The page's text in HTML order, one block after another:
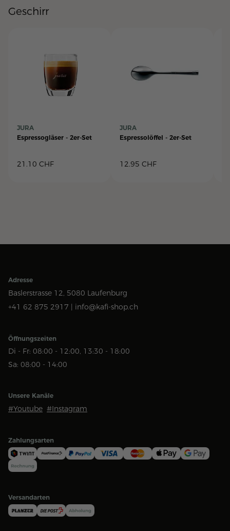
Geschirr
JURA
Espressogläser - 2er-Set
21.10 CHF
JURA
Espressolöffel - 2er-Set
12.95 CHF
Adresse
Baslerstrasse 12, 5080 Laufenburg
+41 62 875 2917 |
info@kafi-shop.ch
Öffnungszeiten
Di - Fr: 08:00 - 12:00, 13:30 - 18:00
Sa: 08:00 - 14:00
Unsere Kanäle
#Youtube #Instagram
Zahlungsarten
Versandarten